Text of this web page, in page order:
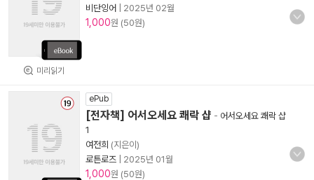
미리읽기
비단잉어
2025년 02월
1,000원 (50원)
ePub
[전자책] 어서오세요 쾌락 샵 - 어서오세요 쾌락 샵
1
여전희 (지은이)
로튼로즈
2025년 01월
1,000원 (50원)